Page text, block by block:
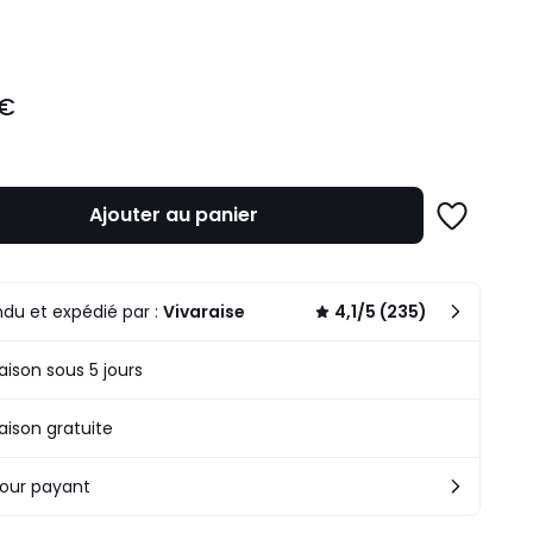
Ajouter au panier
Ajouter
et expédié par :Vivaraise 4,1/5 (235)
sous 5 jours
gratuite
payant